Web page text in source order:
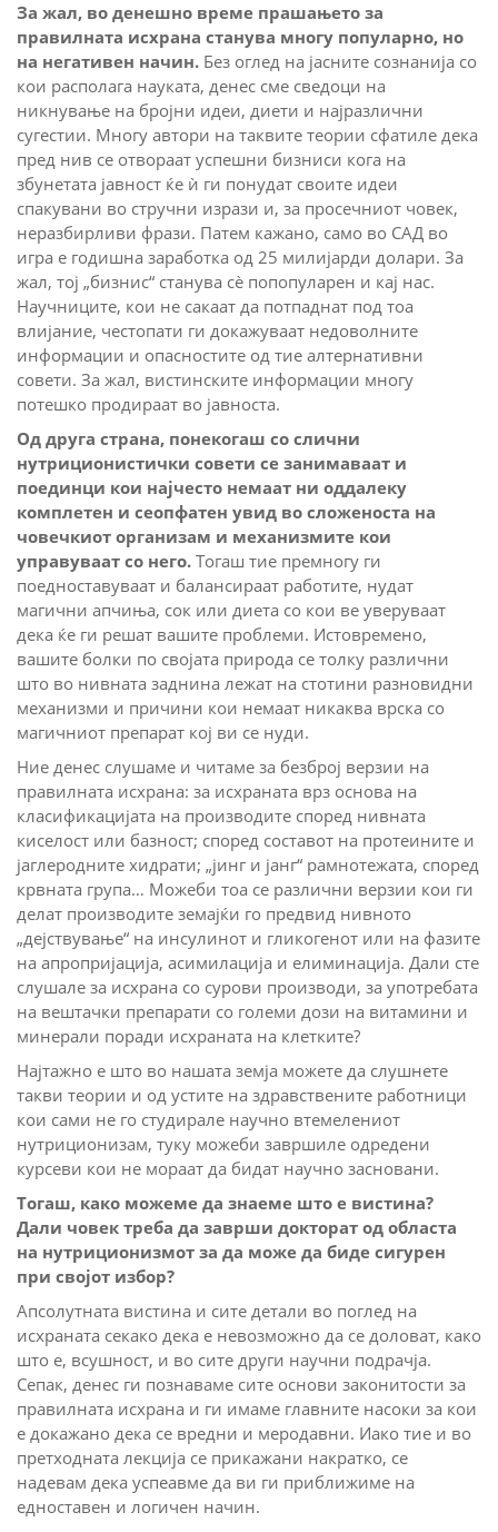
За жал, во денешно време прашањето за
правилната исхрана станува многу популарно, но
на негативен начин. Без оглед на јасните сознанија со
кои располага науката, денес сме сведоци на
никнување на бројни идеи, диети и најразлични
сугестии. Многу автори на таквите теории сфатиле дека
пред нив се отвораат успешни бизниси кога на
збунетата јавност ќе ѝ ги понудат своите идеи
спакувани во стручни изрази и, за просечниот човек,
неразбирливи фрази. Патем кажано, само во САД во
игра е годишна заработка од 25 милијарди долари. За
жал, тој „бизнис“ станува сè попопуларен и кај нас.
Научниците, кои не сакаат да потпаднат под тоа
влијание, честопати ги докажуваат недоволните
информации и опасностите од тие алтернативни
совети. За жал, вистинските информации многу
потешко продираат во јавноста.
Од друга страна, понекогаш со слични
нутриционистички совети се занимаваат и
поединци кои најчесто немаат ни оддалеку
комплетен и сеопфатен увид во сложеноста на
човечкиот организам и механизмите кои
управуваат со него. Тогаш тие премногу ги
поедноставуваат и балансираат работите, нудат
магични апчиња, сок или диета со кои ве уверуваат
дека ќе ги решат вашите проблеми. Истовремено,
вашите болки по својата природа се толку различни
што во нивната заднина лежат на стотини разновидни
механизми и причини кои немаат никаква врска со
магичниот препарат кој ви се нуди.
Ние денес слушаме и читаме за безброј верзии на
правилната исхрана: за исхраната врз основа на
класификацијата на производите според нивната
киселост или базност; според составот на протеините и
јаглеродните хидрати; „јинг и јанг“ рамнотежата, според
крвната група… Можеби тоа се различни верзии кои ги
делат производите земајќи го предвид нивното
„дејствување“ на инсулинот и гликогенот или на фазите
на апропријација, асимилација и елиминација. Дали сте
слушале за исхрана со сурови производи, за употребата
на вештачки препарати со големи дози на витамини и
минерали поради исхраната на клетките?
Најтажно е што во нашата земја можете да слушнете
такви теории и од устите на здравствените работници
кои сами не го студирале научно втемелениот
нутриционизам, туку можеби завршиле одредени
курсеви кои не мораат да бидат научно засновани.
Тогаш, како можеме да знаеме што е вистина?
Дали човек треба да заврши докторат од областа
на нутриционизмот за да може да биде сигурен
при својот избор?
Апсолутната вистина и сите детали во поглед на
исхраната секако дека е невозможно да се доловат, како
што е, всушност, и во сите други научни подрачја.
Сепак, денес ги познаваме сите основи законитости за
правилната исхрана и ги имаме главните насоки за кои
е докажано дека се вредни и меродавни. Иако тие и во
претходната лекција се прикажани накратко, се
надевам дека успеавме да ви ги приближиме на
едноставен и логичен начин.